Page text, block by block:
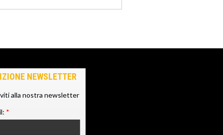
NEWSLETTER
alla nostra newsletter
*